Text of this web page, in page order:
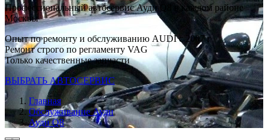
Профессиональный автосервис Ауди Q8 в каждом районе
Москвы
Опыт по ремонту и обслуживанию AUDI с 2007 г
Ремонт строго по регламенту VAG
Только качественные запчасти
ВЫБРАТЬ АВТОСЕРВИС
Главная
Обслуживание Ауди
Ауди Q8